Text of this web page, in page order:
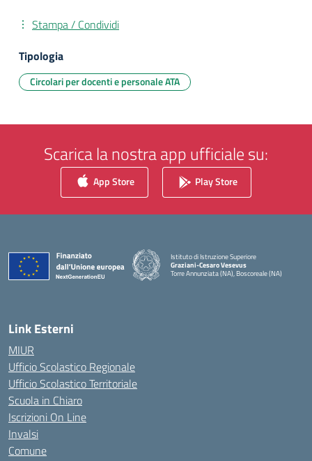
Stampa / Condividi
Tipologia
Circolari per docenti e personale ATA
Scarica la nostra app ufficiale su:
App Store Play Store
Istituto di Istruzione Superiore
Graziani-Cesaro Vesevus
Torre Annunziata (NA), Boscoreale (NA)
Link Esterni
MIUR
Ufficio Scolastico Regionale
Ufficio Scolastico Territoriale
Scuola in Chiaro
Iscrizioni On Line
Invalsi
Comune